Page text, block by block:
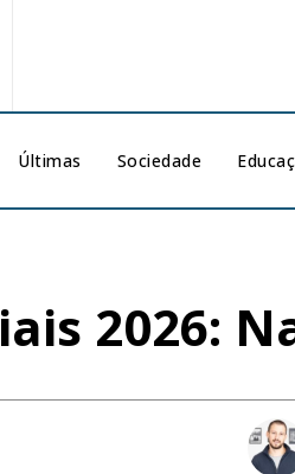
Últimas Sociedade
2026: